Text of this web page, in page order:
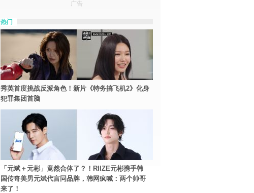
广告
热门
秀英首度挑战反派角色！新片《特务搞飞机2》化身
犯罪集团首脑
「元斌＋元彬」竟然合体了？！RIIZE元彬携手韩
国传奇美男元斌代言同品牌，韩网疯喊：两个帅哥
来了！